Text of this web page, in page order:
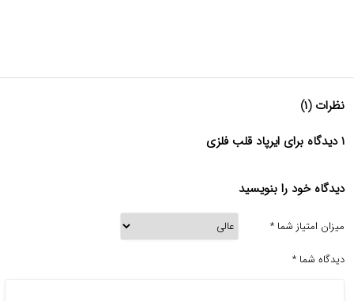
نظرات (۱)
۱ دیدگاه برای ایرپاد قلب فلزی
دیدگاه خود را بنویسید
میزان امتیاز شما *
دیدگاه شما *